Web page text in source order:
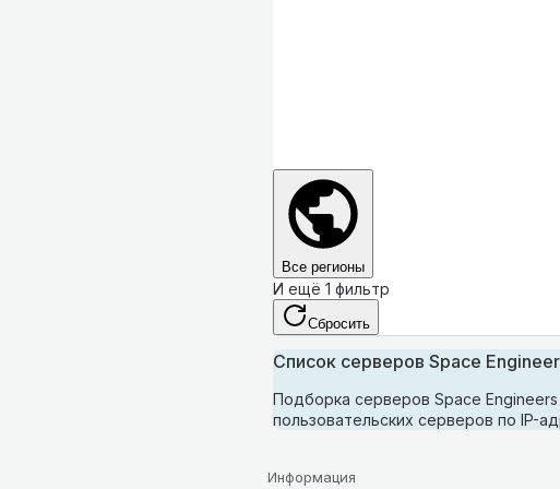
Все регионы
И ещё 1 фильтр
Сбросить
Список серверов Space
Подборка серверов Space
пользовательских серверов по IP-
Информация